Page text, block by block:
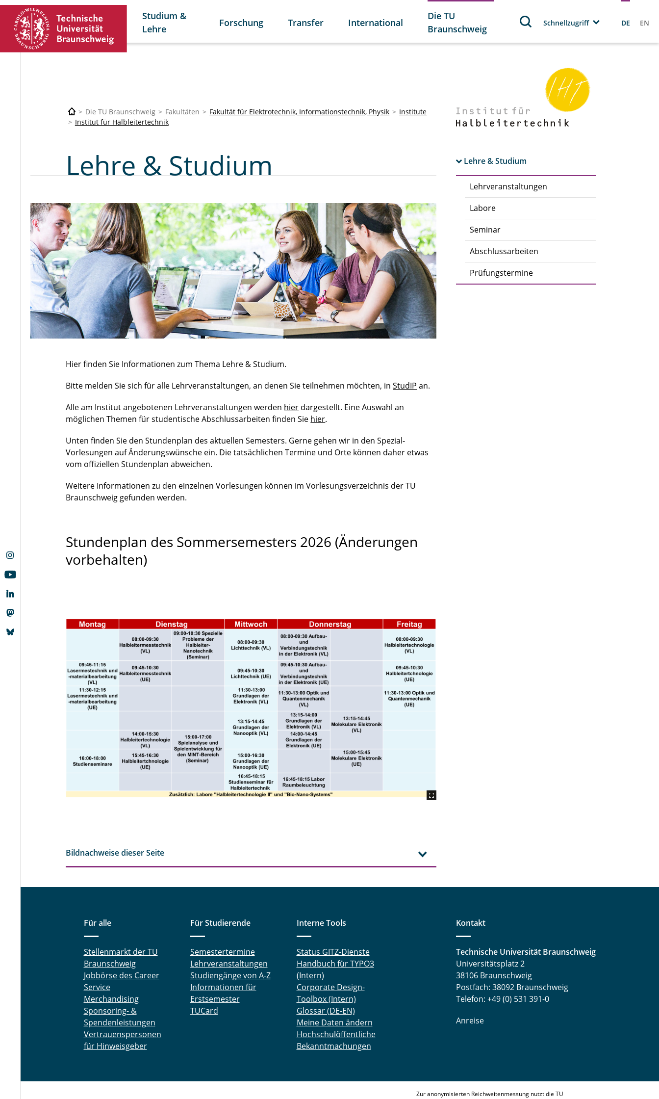
Studium &
Lehre
Forschung Transfer International
Die TU
Braunschweig
Schnellzugriff DE EN
Die TU Braunschweig Fakultäten Fakultät für Elektrotechnik, Informationstechnik, Physik
Institute
Institut für Halbleitertechnik
Lehre & Studium
Lehrveranstaltungen
Labore
Seminar
Abschlussarbeiten
Prüfungstermine
Lehre & Studium
Hier finden Sie Informationen zum Thema Lehre & Studium.
Bitte melden Sie sich für alle Lehrveranstaltungen, an denen Sie teilnehmen möchten, inStudIP an.
Alle am Institut angebotenen Lehrveranstaltungen werden hier dargestellt. Eine Auswahl an
möglichen Themen für studentische Abschlussarbeiten finden Sie hier.
Unten finden Sie den Stundenplan des aktuellen Semesters. Gerne gehen wir in den Spezial-
Vorlesungen auf Änderungswünsche ein. Die tatsächlichen Termine und Orte können daher etwas
vom offiziellen Stundenplan abweichen.
Weitere Informationen zu den einzelnen Vorlesungen können im Vorlesungsverzeichnis der TU
Braunschweig gefunden werden.
Stundenplan des Sommersemesters 2026 (Änderungen
vorbehalten)
Bildnachweise dieser Seite
Für alle
Stellenmarkt der TU
Braunschweig
Jobbörse des Career
Service
Merchandising
Sponsoring- &
Spendenleistungen
Vertrauenspersonen
für Hinweisgeber
Für Studierende
Semestertermine
Lehrveranstaltungen
Studiengänge von A-Z
Informationen für
Erstsemester
TUCard
Interne Tools
Status GITZ-Dienste
Handbuch für TYPO3
(Intern)
Corporate Design-
Toolbox (Intern)
Glossar (DE-EN)
Meine Daten ändern
Hochschulöffentliche
Bekanntmachungen
Kontakt
Technische Universität Braunschweig
Universitätsplatz 2
38106 Braunschweig
Postfach: 38092 Braunschweig
Telefon: +49 (0) 531 391-0
Anreise
Zur anonymisierten Reichweitenmessung nutzt die TU